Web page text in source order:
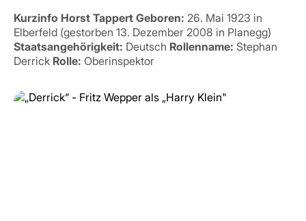
Kurzinfo Horst Tappert Geboren: 26. Mai 1923 in
Elberfeld (gestorben 13. Dezember 2008 in Planegg)
Staatsangehörigkeit: Deutsch Rollenname: Stephan
Derrick Rolle: Oberinspektor